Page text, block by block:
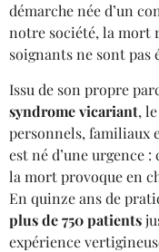
démarche née d’un
notre société, la mort
soignants ne sont pas
Issu de son propre
syndrome vicariant, le
personnels, familiaux
est né d’une urgence :
la mort provoque en
En quinze ans de
plus de 750 patients
expérience